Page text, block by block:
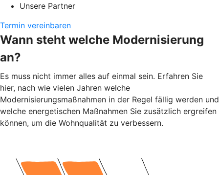
Unsere Partner
Termin vereinbaren
Wann steht welche Modernisierung
an?
Es muss nicht immer alles auf einmal sein. Erfahren Sie
hier, nach wie vielen Jahren welche
Modernisierungsmaßnahmen in der Regel fällig werden und
welche energetischen Maßnahmen Sie zusätzlich ergreifen
können, um die Wohnqualität zu verbessern.